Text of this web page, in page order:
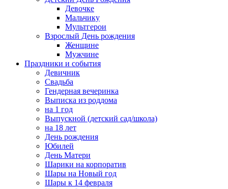
Девочке
Мальчику
Мультгерои
Взрослый День рождения
Женщине
Мужчине
Праздники и события
Девичник
Свадьба
Гендерная вечеринка
Выписка из роддома
на 1 год
Выпускной (детский сад/школа)
на 18 лет
День рождения
Юбилей
День Матери
Шарики на корпоратив
Шары на Новый год
Шары к 14 февраля